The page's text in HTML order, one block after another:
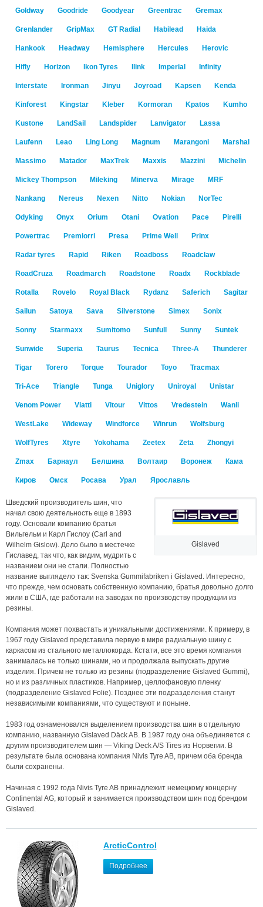
Goldway Goodride Goodyear Greentrac Gremax
Grenlander GripMax GT Radial Habilead Haida
Hankook Headway Hemisphere Hercules Herovic
Hifly Horizon Ikon Tyres Ilink Imperial Infinity
Interstate Ironman Jinyu Joyroad Kapsen Kenda
Kinforest Kingstar Kleber Kormoran Kpatos Kumho
Kustone LandSail Landspider Lanvigator Lassa
Laufenn Leao Ling Long Magnum Marangoni Marshal
Massimo Matador MaxTrek Maxxis Mazzini Michelin
Mickey Thompson Mileking Minerva Mirage MRF
Nankang Nereus Nexen Nitto Nokian NorTec
Odyking Onyx Orium Otani Ovation Pace Pirelli
Powertrac Premiorri Presa Prime Well Prinx
Radar tyres Rapid Riken Roadboss Roadclaw
RoadCruza Roadmarch Roadstone Roadx Rockblade
Rotalla Rovelo Royal Black Rydanz Saferich Sagitar
Sailun Satoya Sava Silverstone Simex Sonix
Sonny Starmaxx Sumitomo Sunfull Sunny Suntek
Sunwide Superia Taurus Tecnica Three-A Thunderer
Tigar Torero Torque Tourador Toyo Tracmax
Tri-Ace Triangle Tunga Uniglory Uniroyal Unistar
Venom Power Viatti Vitour Vittos Vredestein Wanli
WestLake Wideway Windforce Winrun Wolfsburg
WolfTyres Xtyre Yokohama Zeetex Zeta Zhongyi
Zmax Барнаул Белшина Волтаир Воронеж Кама
Киров Омск Росава Урал Ярославль
Gislaved
Шведский производитель шин, что
начал свою деятельность еще в 1893
году. Основали компанию братья
Вильгельм и Карл Гислоу (Carl and
Wilhelm Gislow). Дело было в местечке
Гиславед, так что, как видим, мудрить с
названием они не стали. Полностью
название выглядело так: Svenska Gummifabriken i Gislaved. Интересно,
что прежде, чем основать собственную компанию, братья довольно долго
жили в США, где работали на заводах по производству продукции из
резины.
Компания может похвастать и уникальными достижениями. К примеру, в
1967 году Gislaved представила первую в мире радиальную шину с
каркасом из стального металлокорда. Кстати, все это время компания
занималась не только шинами, но и продолжала выпускать другие
изделия. Причем не только из резины (подразделение Gislaved Gummi),
но и из различных пластиков. Например, целлофановую пленку
(подразделение Gislaved Folie). Позднее эти подразделения станут
независимыми компаниями, что существуют и поныне.
1983 год ознаменовался выделением производства шин в отдельную
компанию, названную Gislaved Däck AB. В 1987 году она объединяется с
другим производителем шин — Viking Deck A/S Tires из Норвегии. В
результате была основана компания Nivis Tyre AB, причем оба бренда
были сохранены.
Начиная с 1992 года Nivis Tyre AB принадлежит немецкому концерну
Continental AG, который и занимается производством шин под брендом
Gislaved.
ArcticControl
Подробнее